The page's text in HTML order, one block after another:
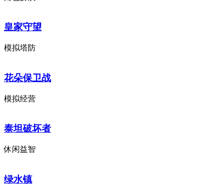
皇家守望
模拟塔防
花朵保卫战
模拟经营
泰坦破坏者
休闲益智
绿水镇